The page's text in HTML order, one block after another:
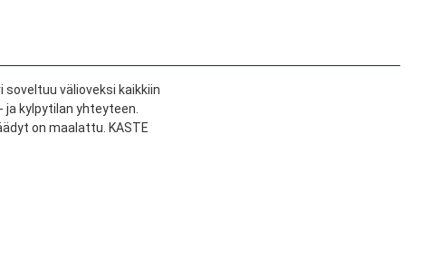
välioveksi kaikkiin
kylpytilan yhteyteen.
on maalattu. KASTE